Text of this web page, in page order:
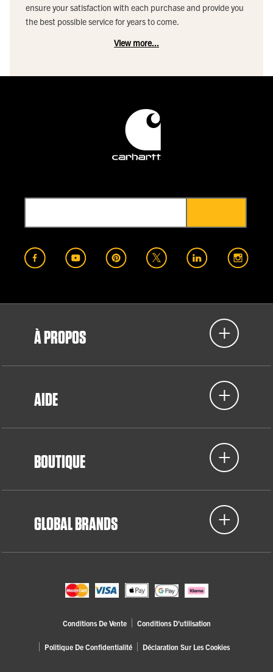
ensure your satisfaction with each purchase and provide you
the best possible service for years to come.
View more...
À PROPOS
AIDE
BOUTIQUE
GLOBAL BRANDS
Conditions De Vente Conditions D'utilisation
Politique De Confidentialité Déclaration Sur Les Cookies